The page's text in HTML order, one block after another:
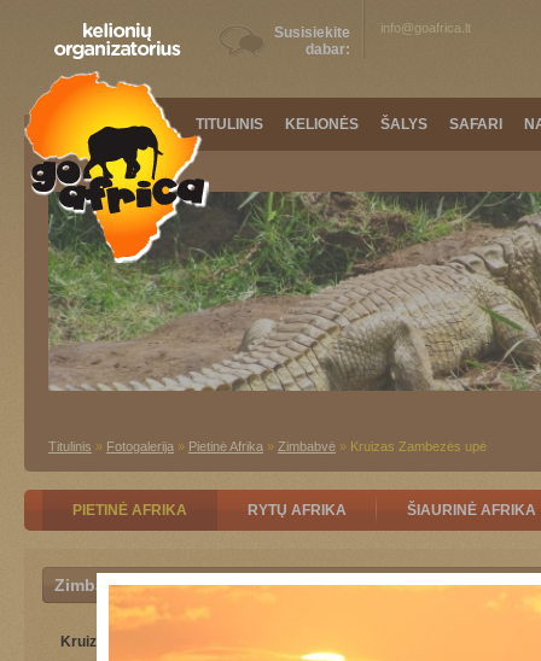
Susisiekite
dabar:
info@goafrica.lt
TITULINIS KELIONĖS ŠALYS SAFARI
Titulinis » Fotogalerija » Pietinė Afrika » Zimbabvė » Kruizas Zambezės upė
PIETINĖ AFRIKA RYTŲ AFRIKA ŠIAURINĖ AFRIKA
Zimbabvė
Kruizas Zambezės upė